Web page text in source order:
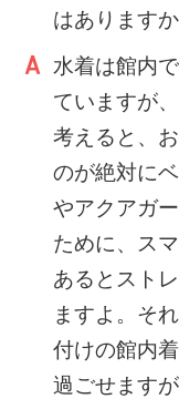
はあります
水着は館内
ていますが
考えると、
のが絶対に
やアクアガ
ために、ス
あるとスト
ますよ。そ
付けの館内
過ごせます